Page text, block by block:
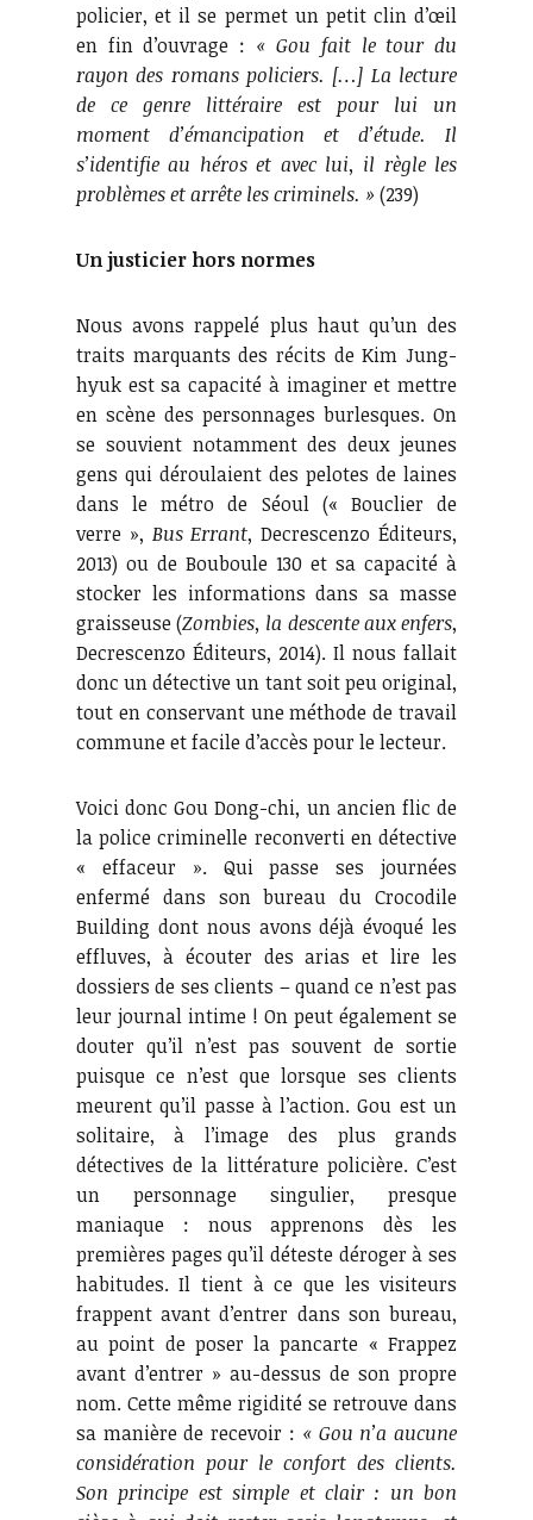
policier, et il se permet un petit clin d’œil
en fin d’ouvrage : « Gou fait le tour du
rayon des romans policiers. […] La lecture
de ce genre littéraire est pour lui un
moment d’émancipation et d’étude. Il
s’identifie au héros et avec lui, il règle les
problèmes et arrête les criminels. »(239)
Un justicier hors normes
Nous avons rappelé plus haut qu’un des
traits marquants des récits de Kim Jung-
hyuk est sa capacité à imaginer et mettre
en scène des personnages burlesques. On
se souvient notamment des deux jeunes
gens qui déroulaient des pelotes de laines
dans le métro de Séoul (« Bouclier de
verre », Bus Errant, Decrescenzo Éditeurs,
2013) ou de Bouboule 130 et sa capacité à
stocker les informations dans sa masse
graisseuse (Zombies, la descente aux enfers,
Decrescenzo Éditeurs, 2014). Il nous fallait
donc un détective un tant soit peu original,
tout en conservant une méthode de travail
commune et facile d’accès pour le lecteur.
Voici donc Gou Dong-chi, un ancien flic de
la police criminelle reconverti en détective
« effaceur ». Qui passe ses journées
enfermé dans son bureau du Crocodile
Building dont nous avons déjà évoqué les
effluves, à écouter des arias et lire les
dossiers de ses clients – quand ce n’est pas
leur journal intime ! On peut également se
douter qu’il n’est pas souvent de sortie
puisque ce n’est que lorsque ses clients
meurent qu’il passe à l’action. Gou est un
solitaire, à l’image des plus grands
détectives de la littérature policière. C’est
un personnage singulier, presque
maniaque : nous apprenons dès les
premières pages qu’il déteste déroger à ses
habitudes. Il tient à ce que les visiteurs
frappent avant d’entrer dans son bureau,
au point de poser la pancarte « Frappez
avant d’entrer » au-dessus de son propre
nom. Cette même rigidité se retrouve dans
sa manière de recevoir : « Gou n’a aucune
considération pour le confort des clients.
Son principe est simple et clair : un bon